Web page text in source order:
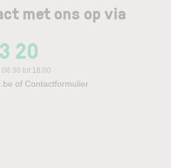
met ons op via
20
tot 18:00
of Contactformulier